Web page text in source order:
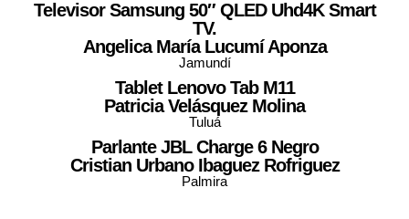
Televisor Samsung 50″ QLED Uhd4K Smart
TV.
Angelica María Lucumí Aponza
Jamundí
Tablet Lenovo Tab M11
Patricia Velásquez Molina
Tuluá
Parlante JBL Charge 6 Negro
Cristian Urbano Ibaguez Rofriguez
Palmira